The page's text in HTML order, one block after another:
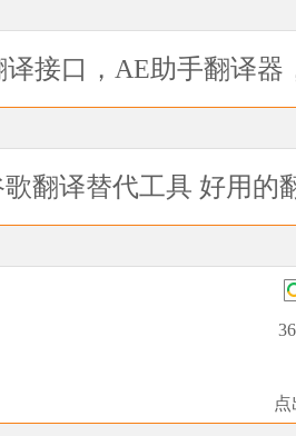
接口，AE助手翻译器
歌翻译替代工具 好用的